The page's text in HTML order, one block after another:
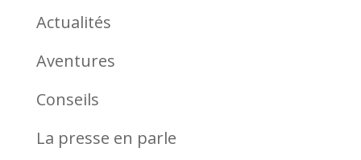
Actualités
Aventures
Conseils
La presse en parle